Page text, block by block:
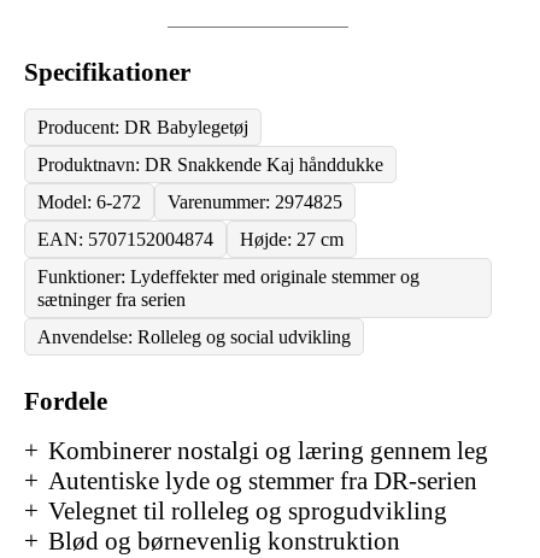
Fordele
Kombinerer nostalgi og læring gennem leg
Autentiske lyde og stemmer fra DR-serien
Velegnet til rolleleg og sprogudvikling
Blød og børnevenlig konstruktion
Specifikationer
Producent: DR Babylegetøj
Produktnavn: DR Snakkende Kaj hånddukke
Model: 6-272
Varenummer: 2974825
EAN: 5707152004874
Højde: 27 cm
Funktioner: Lydeffekter med originale stemmer og
sætninger fra serien
Anvendelse: Rolleleg og social udvikling